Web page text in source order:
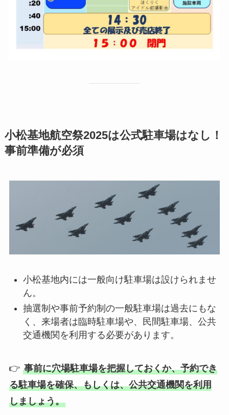
小松基地航空祭2025は公式駐車場はなし！
事前準備が必須
小松基地内には一般向け駐車場は設けられませ
ん。
抽選制や事前予約制の一般駐車場は過去にもな
く、来場者は臨時駐車場や、民間駐車場、公共
交通機関を利用する必要があります。
👉 事前に穴場駐車場を把握しておくか、予約でき
る駐車場を確保、もしくは、公共交通機関を利用
しましょう。